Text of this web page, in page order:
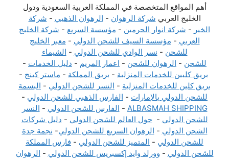
أهم المواقع المتخصصة في المملكة العربية السعودية ودول
الخليج العربي شركة الرهوان - الرهوان الذهبي - شركة
الخير - شركة انوار الحرمين - مؤسسة السريع - شركة الخليج
العربي - مؤسسة السيف للشحن الدولي - معبر الخليج
للشحن - نسر الوادي للشحن الدولي - الشيماء
للشحن - الرهوان للشحن - اعمار المريم - دليل الخدمات -
بريق كليين للخدمات المنزلية - بريق المملكة - ماستر كينج -
بريق كلين للخدمات المنزلية - النسر للشحن الدولي - البسمة
للشحن الدولي بالإمارات - الفارس الذهبي للشحن الدولي -
ALBASMAH SHIPPING
- الفارس للشحن الدولي - النسر
للشحن الدولي -حول العالم للشحن الدولي - دليل شركات
الشحن الدولي - الرهوان السريع للشحن الدولي- نجمة جدة
للشحن الدولي - المتميز للشحن الدولي - فارس المملكة
للشحن الدولي - وورلد وايد إكسبريس للشحن الدولي - الرهوان